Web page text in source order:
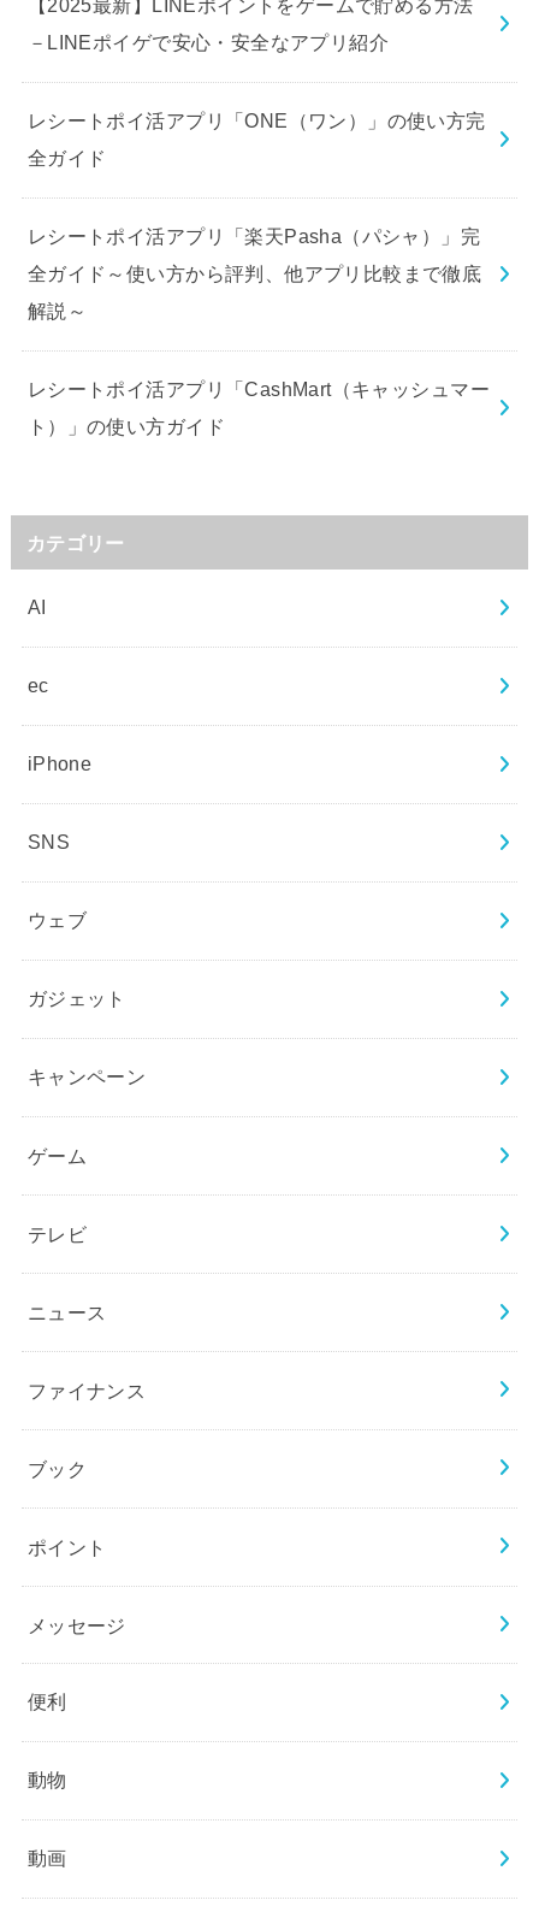
【2025最新】LINEポイントをゲームで貯める方法
－LINEポイゲで安心・安全なアプリ紹介
レシートポイ活アプリ「ONE（ワン）」の使い方完
全ガイド
レシートポイ活アプリ「楽天Pasha（パシャ）」完
全ガイド～使い方から評判、他アプリ比較まで徹底
解説～
レシートポイ活アプリ「CashMart（キャッシュマー
ト）」の使い方ガイド
カテゴリー
AI
ec
iPhone
SNS
ウェブ
ガジェット
キャンペーン
ゲーム
テレビ
ニュース
ファイナンス
ブック
ポイント
メッセージ
便利
動物
動画